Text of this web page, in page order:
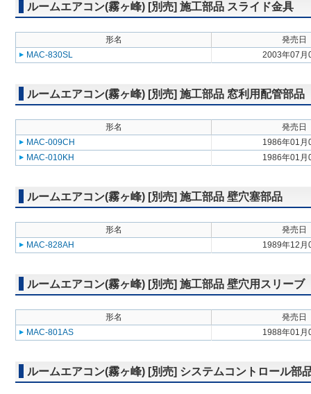
ルームエアコン(霧ヶ峰) [別売] 施工部品 スライド金具
形名
発売日
MAC-830SL
2003年07月
ルームエアコン(霧ヶ峰) [別売] 施工部品 窓利用配管部品
形名
発売日
MAC-009CH
1986年01月
MAC-010KH
1986年01月
ルームエアコン(霧ヶ峰) [別売] 施工部品 壁穴塞部品
形名
発売日
MAC-828AH
1989年12月
ルームエアコン(霧ヶ峰) [別売] 施工部品 壁穴用スリーブ
形名
発売日
MAC-801AS
1988年01月
ルームエアコン(霧ヶ峰) [別売] システムコントロール部